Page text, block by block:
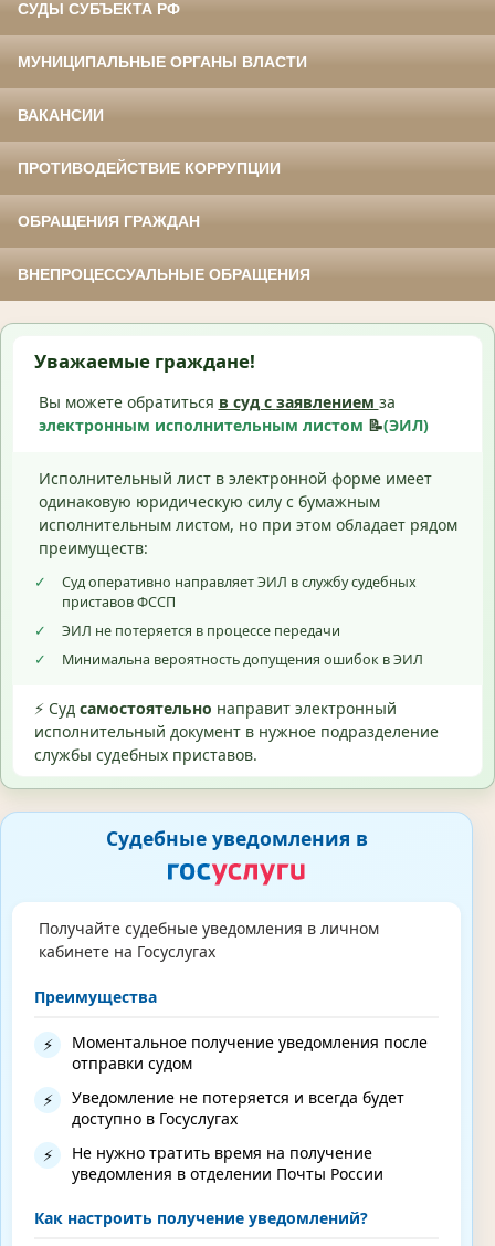
СУДЫ СУБЪЕКТА РФ
МУНИЦИПАЛЬНЫЕ ОРГАНЫ ВЛАСТИ
ВАКАНСИИ
ПРОТИВОДЕЙСТВИЕ КОРРУПЦИИ
ОБРАЩЕНИЯ ГРАЖДАН
ВНЕПРОЦЕССУАЛЬНЫЕ ОБРАЩЕНИЯ
Уважаемые граждане!
Вы можете обратиться в суд с заявлением за
электронным исполнительным листом 📝(ЭИЛ)
Исполнительный лист в электронной форме имеет
одинаковую юридическую силу с бумажным
исполнительным листом, но при этом обладает рядом
преимуществ:
✓
Суд оперативно направляет ЭИЛ в службу судебных
приставов ФССП
✓
ЭИЛ не потеряется в процессе передачи
✓
Минимальна вероятность допущения ошибок в ЭИЛ
⚡ Суд самостоятельно направит электронный
исполнительный документ в нужное подразделение
службы судебных приставов.
Судебные уведомления в
Получайте судебные уведомления в личном
кабинете на Госуслугах
Преимущества
⚡
Моментальное получение уведомления после
отправки судом
⚡
Уведомление не потеряется и всегда будет
доступно в Госуслугах
⚡
Не нужно тратить время на получение
уведомления в отделении Почты России
Как настроить получение уведомлений?